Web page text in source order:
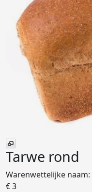
Tarwe rond
Warenwettelijke naam:
€ 3